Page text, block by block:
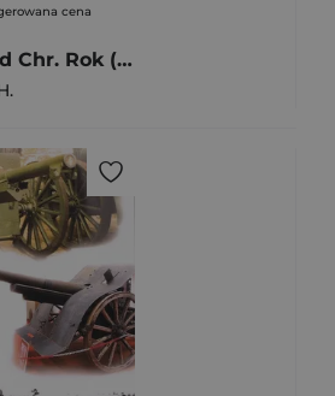
cena
1177 przed Chr. Rok (wydanie rozszerzone)